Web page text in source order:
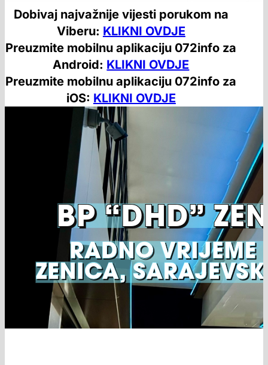
Dobivaj najvažnije vijesti porukom na
Viberu: KLIKNI OVDJE
Preuzmite mobilnu aplikaciju 072info za
Android: KLIKNI OVDJE
Preuzmite mobilnu aplikaciju 072info za
iOS: KLIKNI OVDJE